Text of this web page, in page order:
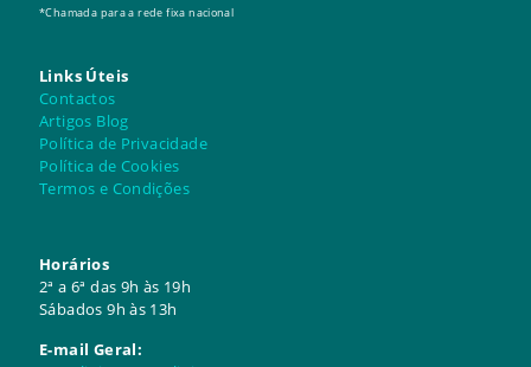
*Chamada para a rede fixa nacional
Links Úteis
Contactos
Artigos Blog
Política de Privacidade
Política de Cookies
Termos e Condições
Horários
2ª a 6ª das 9h às 19h
Sábados 9h às 13h
E-mail Geral: